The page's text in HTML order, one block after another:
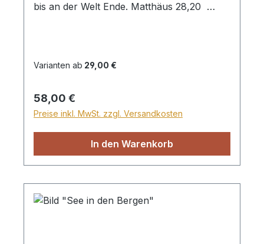
bis an der Welt Ende. Matthäus 28,20
Zuschlag für Sperrgut in Höhe von 28,99€
beträgt der Sperrgutzuschlag 30€.
Varianten ab 29,00 €
Regulärer Preis:
58,00 €
Preise inkl. MwSt. zzgl. Versandkosten
In den Warenkorb